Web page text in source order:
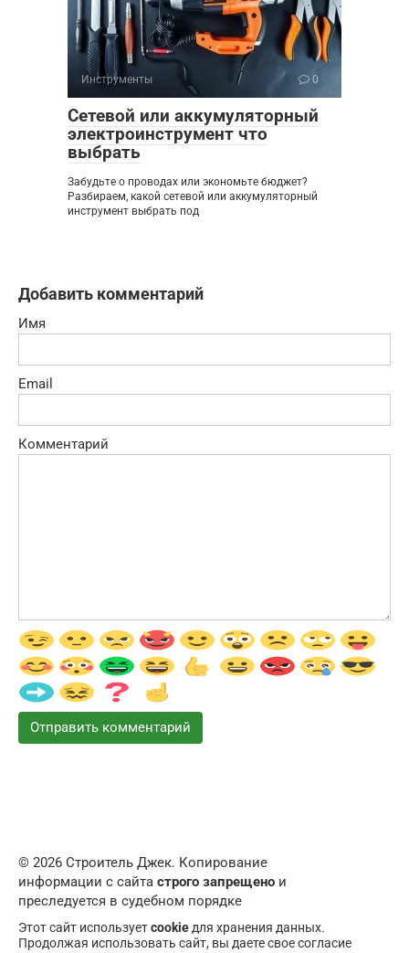
Инструменты 0
Сетевой или аккумуляторный
электроинструмент что
выбрать
Забудьте о проводах или экономьте бюджет?
Разбираем, какой сетевой или аккумуляторный
инструмент выбрать под
Добавить комментарий
Имя
Email
Комментарий
© 2026 Строитель Джек. Копирование
информации с сайта строго запрещено и
преследуется в судебном порядке
Этот сайт используетcookie для хранения данных.
Продолжая использовать сайт, вы даете свое согласие